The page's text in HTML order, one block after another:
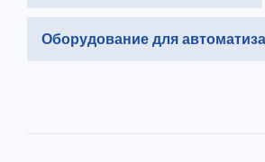
Оборудование для